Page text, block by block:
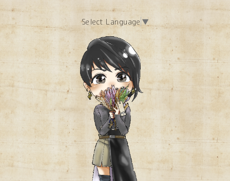
Select Language ▼